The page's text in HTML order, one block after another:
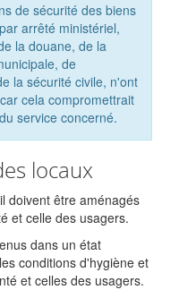
de sécurité des biens
arrêté ministériel,
la douane, de la
de
la sécurité civile, n'ont
cela compromettrait
service concerné.
locaux
doivent être aménagés
et celle des usagers.
dans un état
conditions d'hygiène et
et celles des usagers.